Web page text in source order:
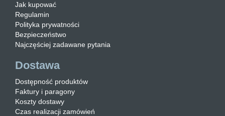
Jak kupować
Regulamin
Polityka prywatności
Bezpieczeństwo
Najczęściej zadawane pytania
Dostawa
Dostępność produktów
Faktury i paragony
Koszty dostawy
Czas realizacji zamówień